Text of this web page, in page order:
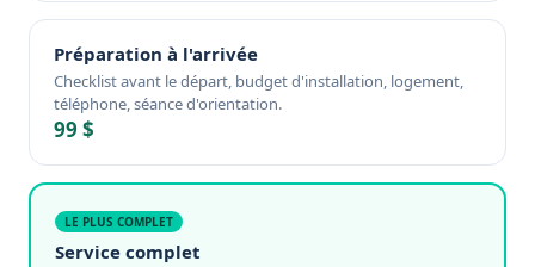
Préparation à l'arrivée
Checklist avant le départ, budget d'installation, logement,
téléphone, séance d'orientation.
99 $
LE PLUS COMPLET
Service complet